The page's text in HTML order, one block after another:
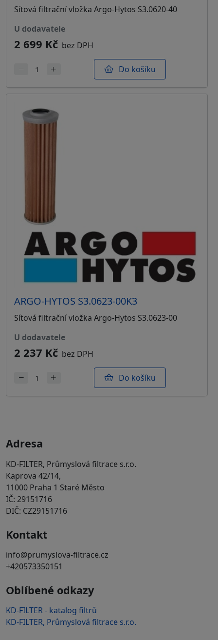
Sítová filtrační vložka Argo-Hytos S3.0620-40
u dodavatele
2 699 Kč bez DPH
Do košíku
ARGO-HYTOS S3.0623-00K3
Sítová filtrační vložka Argo-Hytos S3.0623-00
u dodavatele
2 237 Kč bez DPH
Do košíku
Adresa
KD-FILTER, Průmyslová filtrace s.r.o.
Kaprova 42/14,
11000 Praha 1 Staré Město
IČ: 29151716
DIČ: CZ29151716
Kontakt
info@prumyslova-filtrace.cz
+420573350151
Oblíbené odkazy
KD-FILTER - katalog filtrů
KD-FILTER, Průmyslová filtrace s.r.o.